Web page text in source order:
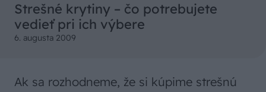
Strešné krytiny – čo potrebujete
vedieť pri ich výbere
6. augusta 2009
Ak sa rozhodneme, že si kúpime strešnú